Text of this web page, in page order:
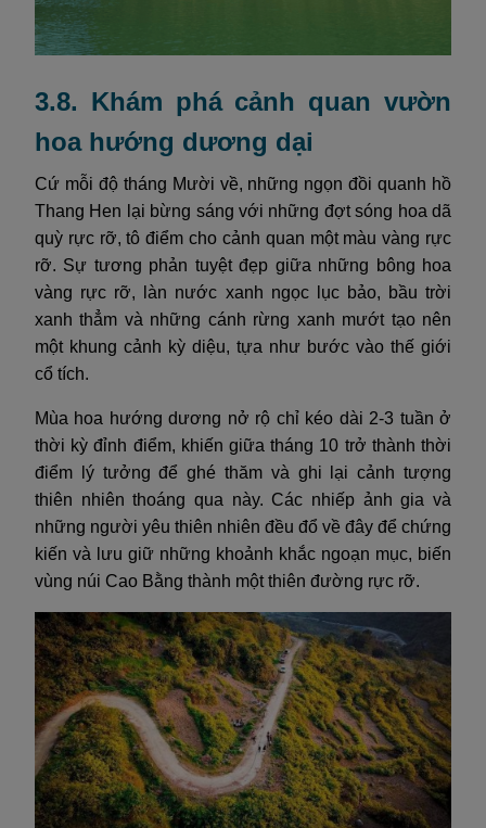
3.8. Khám phá cảnh quan vườn
hoa hướng dương dại
Cứ mỗi độ tháng Mười về, những ngọn đồi quanh hồ
Thang Hen lại bừng sáng với những đợt sóng hoa dã
quỳ rực rỡ, tô điểm cho cảnh quan một màu vàng rực
rỡ. Sự tương phản tuyệt đẹp giữa những bông hoa
vàng rực rỡ, làn nước xanh ngọc lục bảo, bầu trời
xanh thẳm và những cánh rừng xanh mướt tạo nên
một khung cảnh kỳ diệu, tựa như bước vào thế giới
cổ tích.
Mùa hoa hướng dương nở rộ chỉ kéo dài 2-3 tuần ở
thời kỳ đỉnh điểm, khiến giữa tháng 10 trở thành thời
điểm lý tưởng để ghé thăm và ghi lại cảnh tượng
thiên nhiên thoáng qua này. Các nhiếp ảnh gia và
những người yêu thiên nhiên đều đổ về đây để chứng
kiến và lưu giữ những khoảnh khắc ngoạn mục, biến
vùng núi Cao Bằng thành một thiên đường rực rỡ.